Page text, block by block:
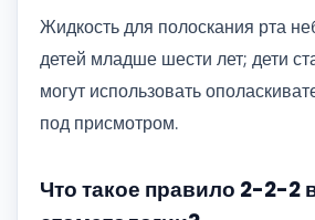
Жидкость для полоскания рта
детей младше шести лет; дети
могут использовать
под присмотром.
Что такое правило 2-2-2